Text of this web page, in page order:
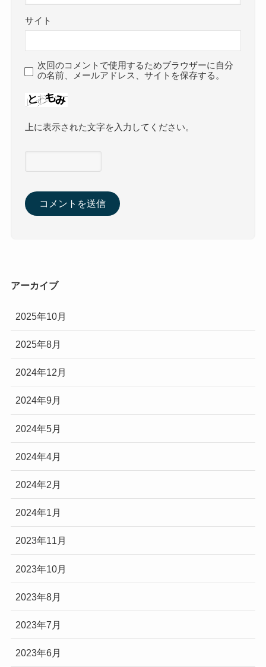
サイト
次回のコメントで使用するためブラウザーに自分
の名前、メールアドレス、サイトを保存する。
上に表示された文字を入力してください。
アーカイブ
2025年10月
2025年8月
2024年12月
2024年9月
2024年5月
2024年4月
2024年2月
2024年1月
2023年11月
2023年10月
2023年8月
2023年7月
2023年6月